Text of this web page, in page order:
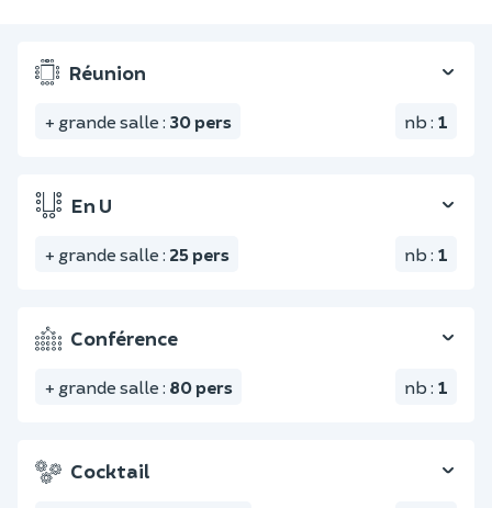
Réunion
+ grande salle : 30pers nb : 1
En U
+ grande salle : 25pers nb : 1
Conférence
+ grande salle : 80pers nb : 1
Cocktail